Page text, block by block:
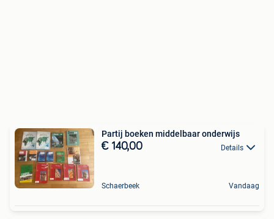
Partij boeken middelbaar onderwijs
€ 140,00 Details
Schaerbeek Vandaag